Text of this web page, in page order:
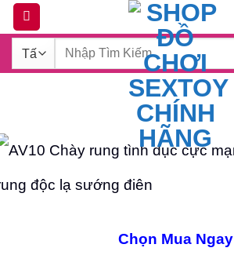
Bỏ
qua
dung
Tìm
Chọn Mua Ngay